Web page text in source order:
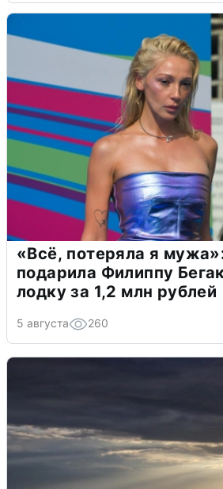
«Всё, потеряла я
подарила Филиппу
лодку за 1,2 млн рублей
5 августа 260